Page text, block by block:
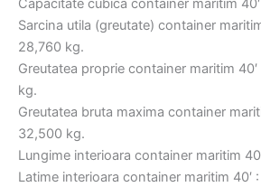
Capacitate cubica container maritim
Sarcina utila (greutate) container
28,760 kg.
Greutatea proprie container maritim
kg.
Greutatea bruta maxima container
32,500 kg.
Lungime interioara container maritim
Latime interioara container maritim 40′